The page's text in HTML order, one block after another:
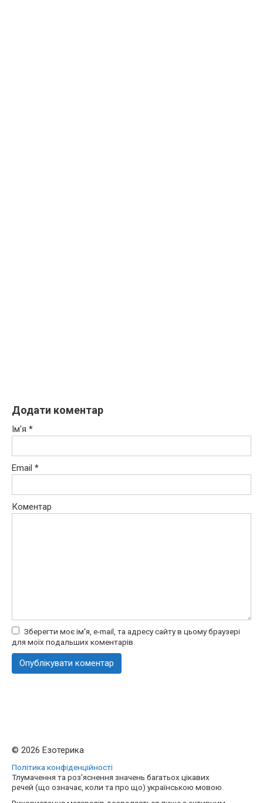
Додати коментар
Ім'я *
Email *
Коментар
Зберегти моє ім'я, e-mail, та адресу сайту в цьому браузері
для моїх подальших коментарів.
© 2026 Езотерика
Політика конфіденційності
Тлумачення та роз'яснення значень багатьох цікавих
речей (що означає, коли та про що) українською мовою.